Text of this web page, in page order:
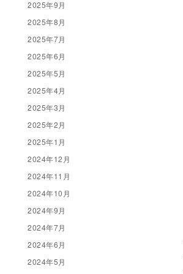
2025年9月
2025年8月
2025年7月
2025年6月
2025年5月
2025年4月
2025年3月
2025年2月
2025年1月
2024年12月
2024年11月
2024年10月
2024年9月
2024年7月
2024年6月
2024年5月